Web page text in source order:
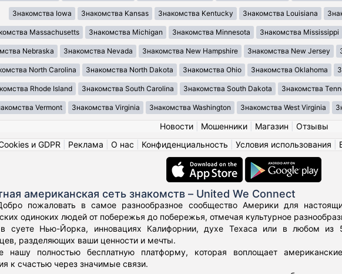
Знакомства Iowa Знакомства Kansas Знакомства Kentucky Знакомства Louisiana
Massachusetts Знакомства Michigan Знакомства Minnesota Знакомства Mississippi
Nebraska Знакомства Nevada Знакомства New Hampshire Знакомства New Jersey
North Carolina Знакомства North Dakota Знакомства Ohio Знакомства Oklahoma
Rhode Island Знакомства South Carolina Знакомства South Dakota Знакомства
Vermont Знакомства Virginia Знакомства Washington Знакомства West Virginia
Новости| Мошенники| Магазин
Отзывы
и GDPR
Реклама О нас Конфиденциальность Условия использования
американская сеть знакомств – United We Connect
пожаловать в самое разнообразное сообщество Америки для
одиноких людей от побережья до побережья, отмечая культурное
суете Нью-Йорка, инновациях Калифорнии, духе Техаса или в любом из
разделяющих ваши ценности и мечты.
нашу полностью бесплатную платформу, которая воплощает
к счастью через значимые связи.